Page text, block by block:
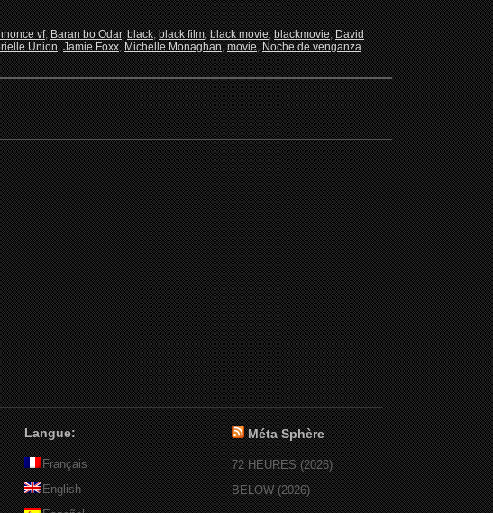
vf,Baran bo Odar,black,black film,black movie,blackmovie,David
Union,Jamie Foxx,Michelle Monaghan,movie,Noche de venganza
Langue:
Français
English
Méta Sphère
72 HEURES (2026)
BELOW (2026)